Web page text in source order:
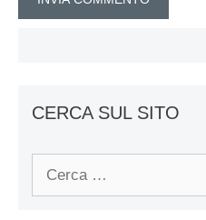
CERCA SUL SITO
Ricerca